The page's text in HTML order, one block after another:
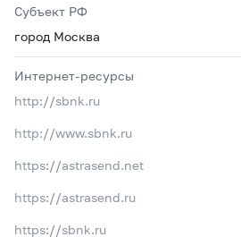
Субъект РФ
город Москва
Интернет-ресурсы
http://sbnk.ru
http://www.sbnk.ru
https://astrasend.net
https://astrasend.ru
https://sbnk.ru